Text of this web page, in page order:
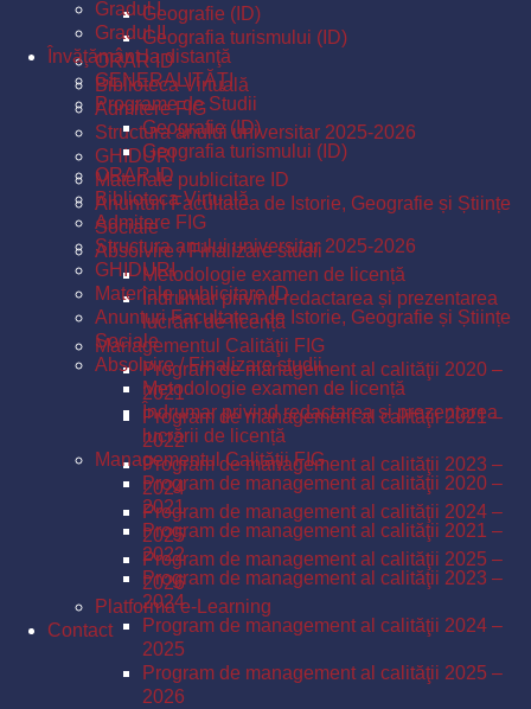
Geografie (ID)
Geografia turismului (ID)
ORAR ID
Biblioteca Virtuală
Admitere FIG
Structura anului universitar 2025-2026
GHIDURI
Materiale publicitare ID
Anunturi Facultatea de Istorie, Geografie și Științe
Sociale
Absolvire / Finalizare studii
Metodologie examen de licență
Îndrumar privind redactarea și prezentarea
lucrării de licență
Managementul Calităţii FIG
Program de management al calităţii 2020 –
2021
Program de management al calităţii 2021 –
2022
Program de management al calităţii 2023 –
2024
Program de management al calităţii 2024 –
2025
Program de management al calităţii 2025 –
2026
Platforma e-Learning
Contact
Gradul I
Gradul II
Învăţământ la distanţă
GENERALITĂŢI
Programe de Studii
Geografie (ID)
Geografia turismului (ID)
ORAR ID
Biblioteca Virtuală
Admitere FIG
Structura anului universitar 2025-2026
GHIDURI
Materiale publicitare ID
Anunturi Facultatea de Istorie, Geografie și Științe
Sociale
Absolvire / Finalizare studii
Metodologie examen de licență
Îndrumar privind redactarea și prezentarea
lucrării de licență
Managementul Calităţii FIG
Program de management al calităţii 2020 –
2021
Program de management al calităţii 2021 –
2022
Program de management al calităţii 2023 –
2024
Program de management al calităţii 2024 –
2025
Program de management al calităţii 2025 –
2026